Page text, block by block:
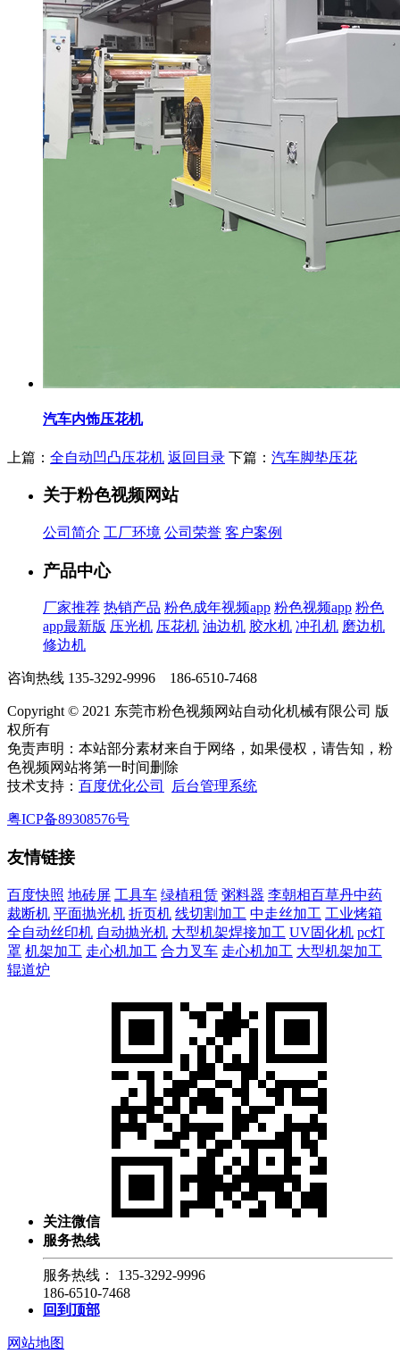
汽车内饰压花机
上篇： 全自动凹凸压花机 返回目录 下篇： 汽车脚垫压花
关于粉色视频网站
公司简介 工厂环境 公司荣誉 客户案例
产品中心
厂家推荐 热销产品 粉色成年视频app 粉色视频app 粉色
app最新版 压光机 压花机 油边机 胶水机 冲孔机 磨边机
修边机
咨询热线 135-3292-9996 186-6510-7468
Copyright © 2021 东莞市粉色视频网站自动化机械有限公司 版
权所有
免责声明：本站部分素材来自于网络，如果侵权，请告知，粉
色视频网站将第一时间删除
技术支持： 百度优化公司 后台管理系统
粤ICP备89308576号
友情链接
百度快照 地砖屏 工具车 绿植租赁 粥料器 李朝相百草丹中药
裁断机 平面抛光机 折页机 线切割加工 中走丝加工 工业烤箱
全自动丝印机 自动抛光机 大型机架焊接加工 UV固化机 pc灯
罩 机架加工 走心机加工 合力叉车 走心机加工 大型机架加工
辊道炉
关注微信
服务热线
服务热线：
135-3292-9996
186-6510-7468
回到顶部
网站地图